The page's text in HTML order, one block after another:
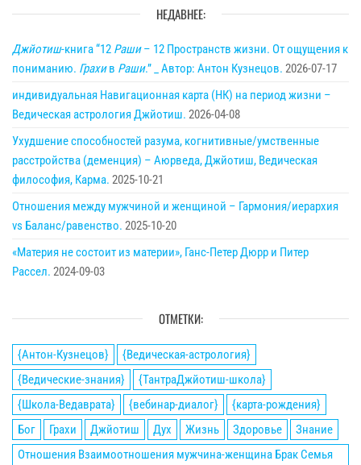
НЕДАВНЕЕ:
Джйотиш-книга “12 Раши– 12 Пространств жизни. От ощущения к
пониманию. Грахив Раши.” _ Автор: Антон Кузнецов. 2026-07-17
индивидуальная Навигационная карта (НК) на период жизни –
Ведическая астрология Джйотиш. 2026-04-08
Ухудшение способностей разума, когнитивные/умственные
расстройства (деменция) – Аюрведа, Джйотиш, Ведическая
философия, Карма. 2025-10-21
Отношения между мужчиной и женщиной – Гармония/иерархия
vs Баланс/равенство. 2025-10-20
«Материя не состоит из материи», Ганс-Петер Дюрр и Питер
Рассел. 2024-09-03
ОТМЕТКИ:
{Антон-Кузнецов}
{Ведическая-астрология}
{Ведические-знания}
{ТантраДжйотиш-школа}
{Школа-Ведаврата}
{вебинар-диалог}
{карта-рождения}
Бог
Грахи Джйотиш Дух Жизнь Здоровье
Знание
Отношения Взаимоотношения мужчина-женщина Брак Семья